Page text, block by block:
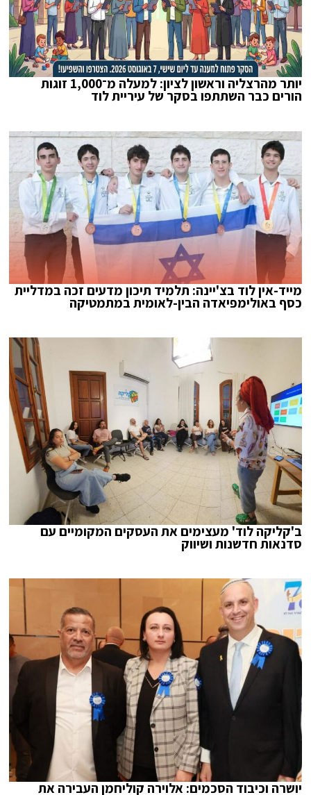
יותר מהרצליה וראשון לציון: למעלה מ־1,000 זוגות
הורים כבר השתתפו בסקר של עיריית לוד
מייד-אין לוד בצ'יינה: תלמיד תיכון מדעים זכה במדליית
כסף באולימפיאדה הבין-לאומית במתמטיקה
ב'קליקה לוד' מעצימים את העסקים המקומיים עם
סדנאות חדשנות ושיווק
יושרה וכיבוד הסכמים: אלוירה קוליחמן העבירה את